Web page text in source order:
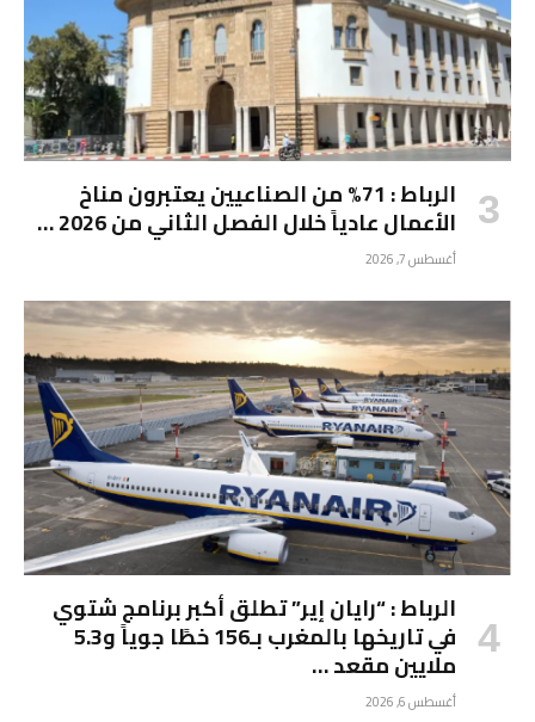
الرباط : 71% من الصناعيين يعتبرون مناخ
الأعمال عادياً خلال الفصل الثاني من 2026 …
أغسطس 7, 2026
الرباط : “رايان إير” تطلق أكبر برنامج شتوي
في تاريخها بالمغرب بـ156 خطًا جوياً و5.3
ملايين مقعد …
أغسطس 6, 2026